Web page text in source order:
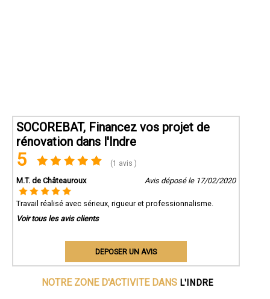
SOCOREBAT, Financez vos projet de
rénovation dans l'Indre
5 (1 avis )
M.T. de Châteauroux Avis déposé le 17/02/2020
Travail réalisé avec sérieux, rigueur et professionnalisme.
Voir tous les avis clients
DEPOSER UN AVIS
NOTRE ZONE D'ACTIVITE DANS L'INDRE